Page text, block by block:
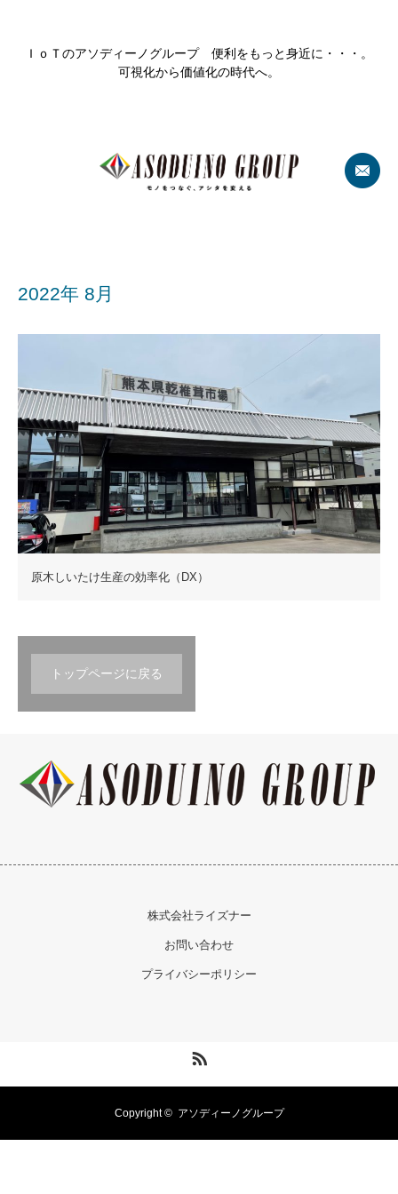
ＩｏＴのアソディーノグループ 便利をもっと身近に・・・。
可視化から価値化の時代へ。
2022年 8月
原木しいたけ生産の効率化（DX）
トップページに戻る
株式会社ライズナー
お問い合わせ
プライバシーポリシー
Copyright © アソディーノグループ